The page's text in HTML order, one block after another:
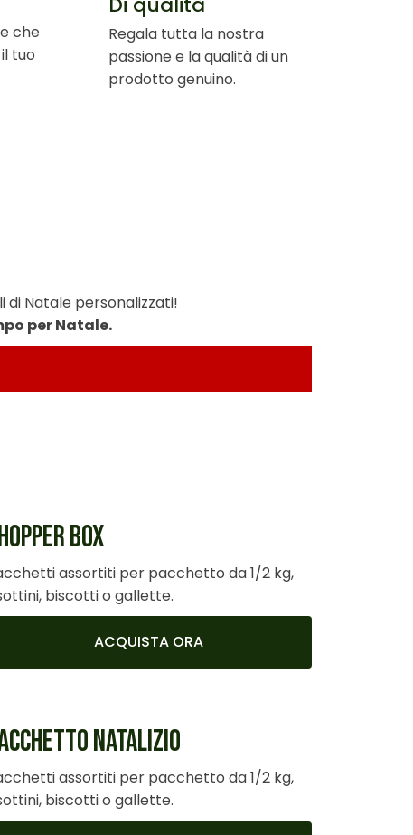
che
tuo
Regala tutta la nostra
passione e la qualità di un
prodotto genuino.
Natale personalizzati!
per Natale.
BOX
assortiti per pacchetto da 1/2 kg,
biscotti o gallette.
ACQUISTA ORA
NATALIZIO
assortiti per pacchetto da 1/2 kg,
biscotti o gallette.